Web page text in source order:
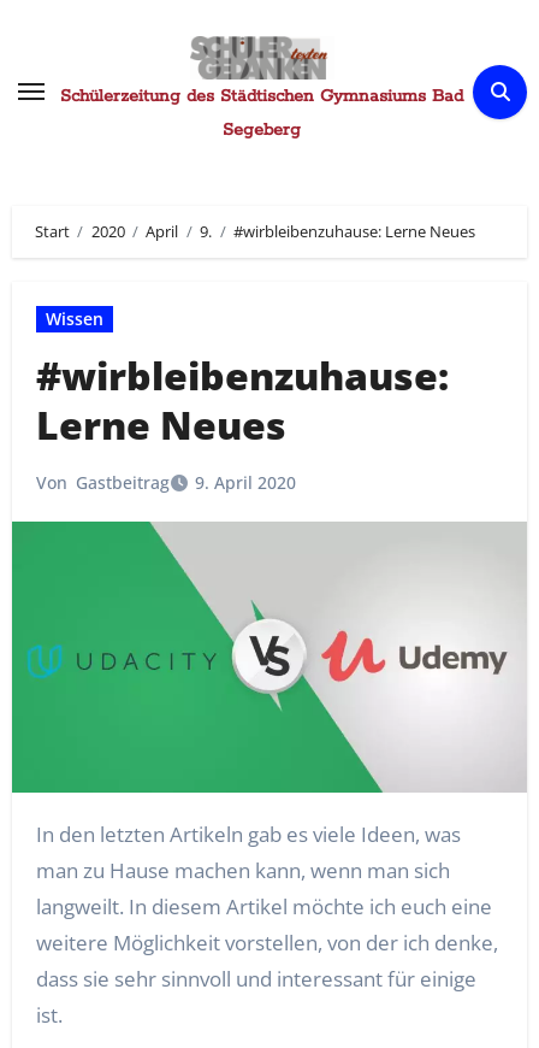
springenSchülerzeitung des Städtischen Gymnasiums Bad
Segeberg
Start 2020 April 9. #wirbleibenzuhause: Lerne Neues
Wissen
#wirbleibenzuhause:
Lerne Neues
Von Gastbeitrag 9. April 2020
In den letzten Artikeln gab es viele Ideen, was
man zu Hause machen kann, wenn man sich
langweilt. In diesem Artikel möchte ich euch eine
weitere Möglichkeit vorstellen, von der ich denke,
dass sie sehr sinnvoll und interessant für einige
ist.